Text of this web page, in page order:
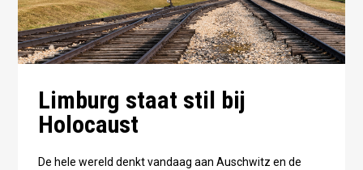
Limburg staat stil bij
Holocaust
De hele wereld denkt vandaag aan Auschwitz en de